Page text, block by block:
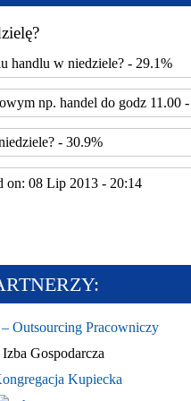
handlu w niedziele? - 29.1%
np. handel do godz 11.00
- 30.9%
on: 08 Lip 2013 - 20:14